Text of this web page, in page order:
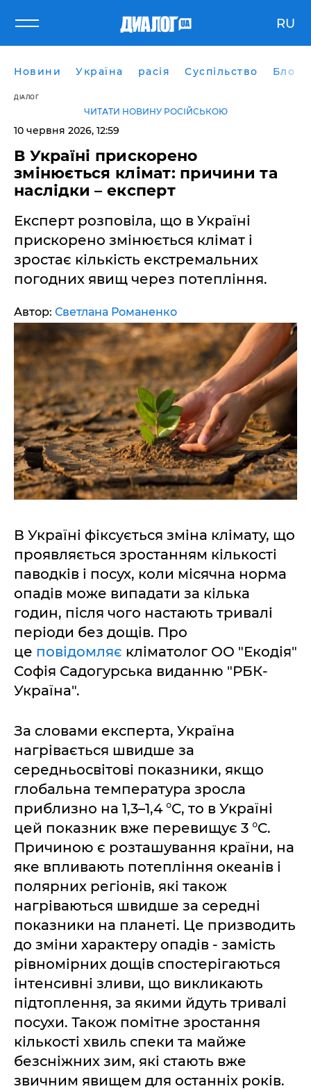
RU
Новини Україна расія Суспільство Блоги
ДІАЛОГ
ЧИТАТИ НОВИНУ РОСІЙСЬКОЮ
10 червня 2026, 12:59
В Україні прискорено
змінюється клімат: причини та
наслідки – експерт
Експерт розповіла, що в Україні
прискорено змінюється клімат і
зростає кількість екстремальних
погодних явищ через потепління.
Автор: Светлана Романенко
В Україні фіксується зміна клімату, що
проявляється зростанням кількості
паводків і посух, коли місячна норма
опадів може випадати за кілька
годин, після чого настають тривалі
періоди без дощів. Про
це повідомляє кліматолог ОО "Екодія"
Софія Садогурська виданню "РБК-
Україна".
За словами експерта, Україна
нагрівається швидше за
середньосвітові показники, якщо
глобальна температура зросла
приблизно на 1,3–1,4 °C, то в Україні
цей показник вже перевищує 3 °C.
Причиною є розташування країни, на
яке впливають потепління океанів і
полярних регіонів, які також
нагріваються швидше за середні
показники на планеті. Це призводить
до зміни характеру опадів - замість
рівномірних дощів спостерігаються
інтенсивні зливи, що викликають
підтоплення, за якими йдуть тривалі
посухи. Також помітне зростання
кількості хвиль спеки та майже
безсніжних зим, які стають вже
звичним явищем для останніх років.